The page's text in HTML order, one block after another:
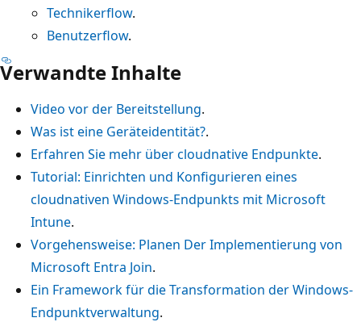
Technikerflow.
Benutzerflow.
Verwandte Inhalte
Video vor der Bereitstellung.
Was ist eine Geräteidentität?.
Erfahren Sie mehr über cloudnative Endpunkte.
Tutorial: Einrichten und Konfigurieren eines
cloudnativen Windows-Endpunkts mit Microsoft
Intune.
Vorgehensweise: Planen Der Implementierung von
Microsoft Entra Join.
Ein Framework für die Transformation der Windows-
Endpunktverwaltung.